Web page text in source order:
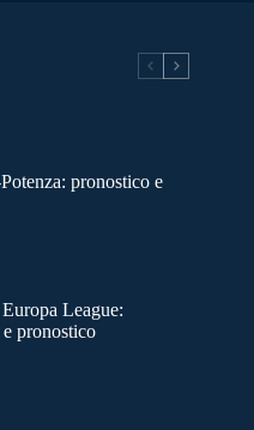
pronostico e
League:
pronostico